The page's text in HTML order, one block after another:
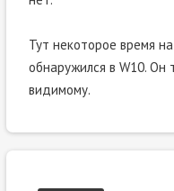
Тут некоторое время
обнаружился в W10. Он
видимому.